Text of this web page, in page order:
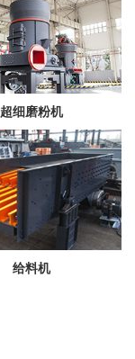
超细磨粉机
给料机